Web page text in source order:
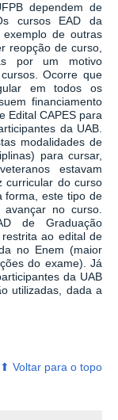
dependem de
cursos EAD da
de outras
reopção de curso,
por um motivo
Ocorre que
em todos os
financiamento
Edital CAPES para
da UAB.
modalidades de
para cursar,
estavam
curricular do curso
forma, este tipo de
avançar no curso.
de Graduação
ao edital de
no Enem (maior
do exame). Já
da UAB
utilizadas, dada a
⬆ ‎Voltar para o topo